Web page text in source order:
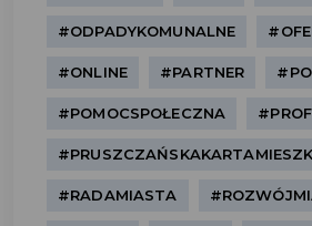
#ODPADYKOMUNALNE
#ONLINE #PARTNER
#POMOCSPOŁECZNA
#RADAMIASTA